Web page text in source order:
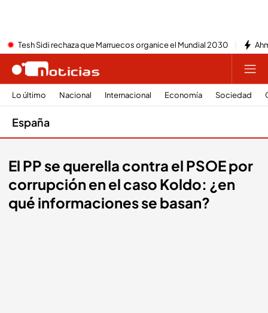
Tesh Sidi rechaza que Marruecos organice el Mundial 2030
Lo último Nacional Internacional Economía Sociedad
España
El PP se querella contra el PSOE por
corrupción en el caso Koldo: ¿en
qué informaciones se basan?